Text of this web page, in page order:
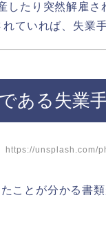
したり突然解雇
ていれば、失業
ある失業
https://unsplash.com/
ことが分かる書